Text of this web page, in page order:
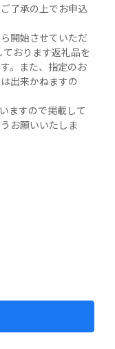
了承の上でお申込
開始させていただ
おります返礼品を
。また、指定のお
出来かねますの
ますので掲載して
お願いいたしま